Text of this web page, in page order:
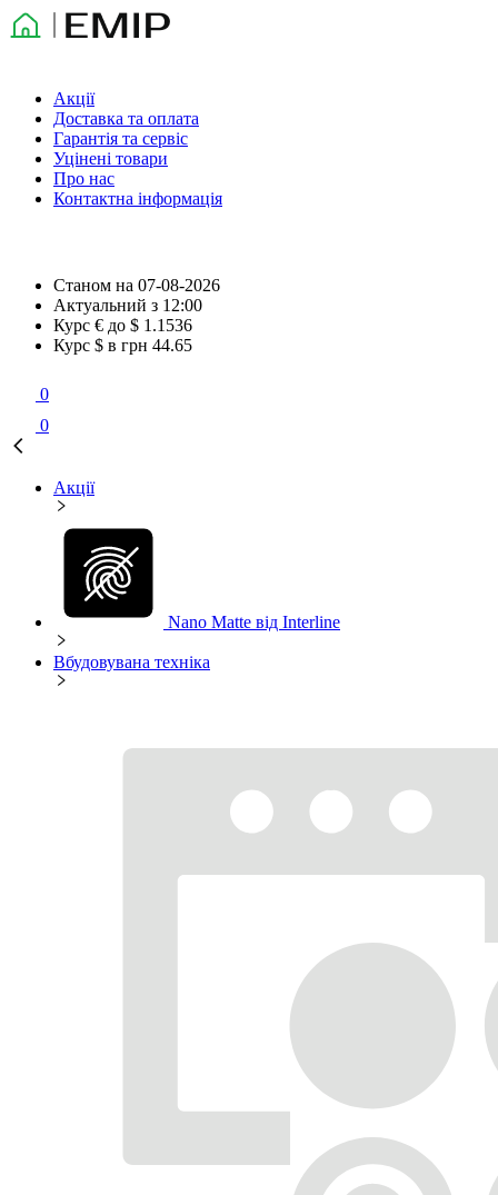
Акції
Доставка та оплата
Гарантія та сервіс
Уцінені товари
Про нас
Контактна інформація
Станом на 07-08-2026
Актуальний з 12:00
Курс € до $ 1.1536
Курс $ в грн 44.65
0
0
Акції
Nano Matte від Interline
Вбудовувана техніка